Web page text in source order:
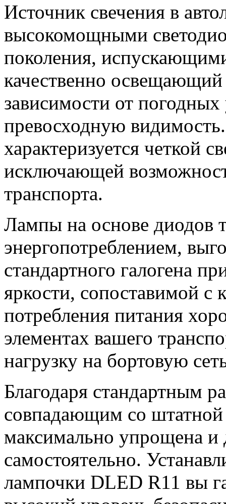
Источник свечения в
высокомощными
поколения,
качественно
зависимости от
превосходную
характеризуется четкой
исключающей
транспорта.
Лампы на основе диодов
энергопотреблением,
стандартного галогена
яркости, сопоставимой
потребления питания
элементах вашего
нагрузку на бортовую
Благодаря стандартным
совпадающим со штатной
максимально упрощена и
самостоятельно.
лампочки DLED R11 вы